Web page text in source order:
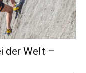
der Welt –